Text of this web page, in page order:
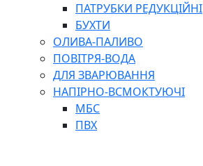
ПАТРУБКИ РЕДУКЦІЙНІ
БУХТИ
ОЛИВА-ПАЛИВО
ПОВІТРЯ-ВОДА
ДЛЯ ЗВАРЮВАННЯ
НАПІРНО-ВСМОКТУЮЧІ
МБС
ПВХ